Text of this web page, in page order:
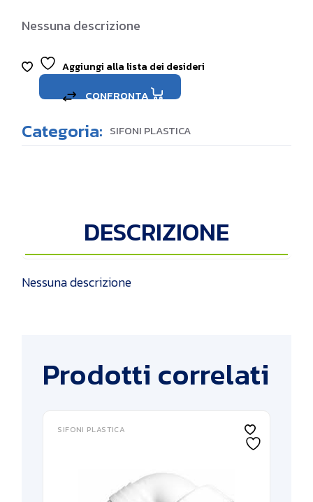
Nessuna descrizione
Aggiungi alla lista dei desideri
CONFRONTA
Categoria: SIFONI PLASTICA
DESCRIZIONE
Nessuna descrizione
Prodotti correlati
SIFONI PLASTICA